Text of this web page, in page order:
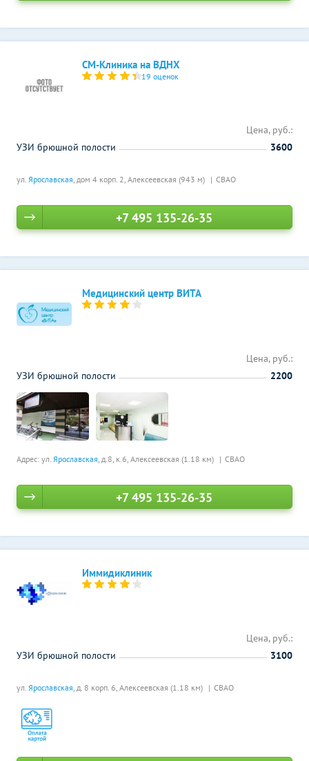
СМ-Клиника на ВДНХ
19 оценок
ул. Ярославская, дом 4 корп. 2, Алексеевская (943 м) СВАО
Цена, руб.:
УЗИ брюшной полости
3600
+7 495 135-26-35
Медицинский центр ВИТА
Адрес: ул. Ярославская, д.8, к.6, Алексеевская (1.18 км) СВАО
Цена, руб.:
УЗИ брюшной полости
2200
+7 495 135-26-35
Иммидиклиник
ул. Ярославская, д. 8 корп. 6, Алексеевская (1.18 км) СВАО
Цена, руб.:
УЗИ брюшной полости
3100